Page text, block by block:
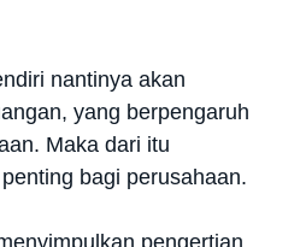
nantinya akan
yang berpengaruh
Maka dari itu
bagi perusahaan.
pengertian